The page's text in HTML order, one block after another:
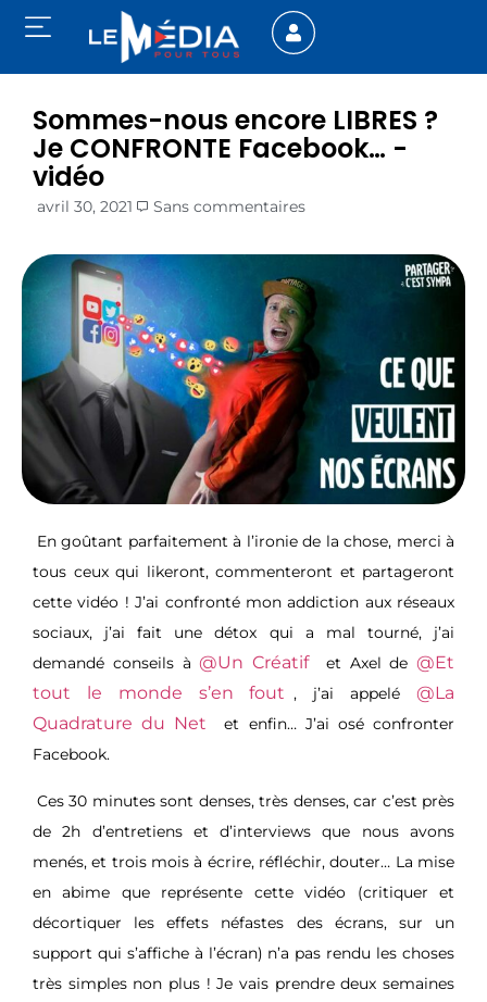
Sommes-nous encore LIBRES ?
Je CONFRONTE Facebook… -
vidéo
avril 30, 2021 Sans commentaires
En goûtant parfaitement à l’ironie de la chose, merci à
tous ceux qui likeront, commenteront et partageront
cette vidéo ! J’ai confronté mon addiction aux réseaux
sociaux, j’ai fait une détox qui a mal tourné, j’ai
demandé conseils à@Un Créatif et Axel de @Et
tout le monde s’en fout , j’ai appelé@La
Quadrature du Net
et enfin… J’ai osé confronter
Facebook.
Ces 30 minutes sont denses, très denses, car c’est près
de 2h d’entretiens et d’interviews que nous avons
menés, et trois mois à écrire, réfléchir, douter… La mise
en abime que représente cette vidéo (critiquer et
décortiquer les effets néfastes des écrans, sur un
support qui s’affiche à l’écran) n’a pas rendu les choses
très simples non plus ! Je vais prendre deux semaines